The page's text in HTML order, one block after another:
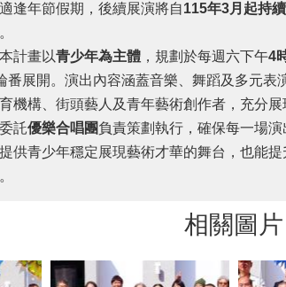
逢年節假期，後續展演將自115年3月起持
計畫以青少年為主體 ，規劃於每週六下午4
番展開。演出內容涵蓋音樂、舞蹈及多元
機構、街頭藝人及青年藝術創作者，充分展
託優樂合唱團負責策劃執行，確保每一場
供青少年穩定展現藝術才華的舞台，也能
相關圖片